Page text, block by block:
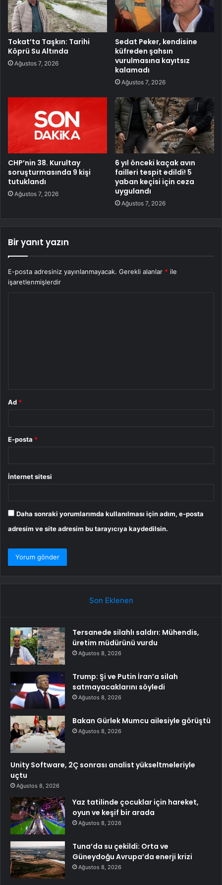
Tokat’ta Taşkın: Tarihi
Köprü Su Altında
Ağustos 7, 2026
Sedat Peker, kendisine
küfreden şahsın
vurulmasına kayıtsız
kalamadı
Ağustos 7, 2026
CHP’nin 38. Kurultay
soruşturmasında 9 kişi
tutuklandı
Ağustos 7, 2026
6 yıl önceki kaçak avın
failleri tespit edildi! 5
yaban keçisi için ceza
uygulandı
Ağustos 7, 2026
Bir yanıt yazın
E-posta adresiniz yayınlanmayacak. Gerekli alanlar * ile
işaretlenmişlerdir
Ad *
E-posta *
İnternet sitesi
Daha sonraki yorumlarımda kullanılması için adım, e-posta
adresim ve site adresim bu tarayıcıya kaydedilsin.
Son Eklenen
Tersanede silahlı saldırı: Mühendis,
üretim müdürünü vurdu
Ağustos 8, 2026
Trump: Şi ve Putin İran’a silah
satmayacaklarını söyledi
Ağustos 8, 2026
Bakan Gürlek Mumcu ailesiyle görüştü
Ağustos 8, 2026
Unity Software, 2Ç sonrası analist yükseltmeleriyle
uçtu
Ağustos 8, 2026
Yaz tatilinde çocuklar için hareket,
oyun ve keşif bir arada
Ağustos 8, 2026
Tuna’da su çekildi: Orta ve
Güneydoğu Avrupa’da enerji krizi
Ağustos 8, 2026